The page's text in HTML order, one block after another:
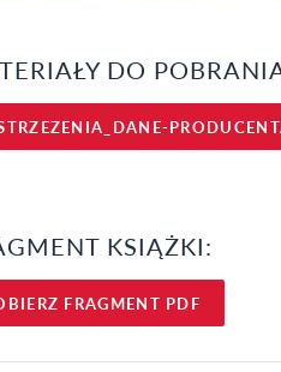
DO
KSIĄŻKI:
FRAGMENT PDF